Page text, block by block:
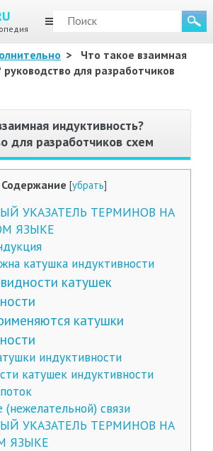
МЕНЮ
>
Что такое взаимная
руководство для разработчиков
индуктивность?
для разработчиков схем
Содержание [убрать]
УКАЗАТЕЛЬ ТЕРМИНОВ НА
ЯЗЫКЕ
катушка индуктивности
катушек
катушки
индуктивности
катушек индуктивности
связи
УКАЗАТЕЛЬ ТЕРМИНОВ НА
ЯЗЫКЕ